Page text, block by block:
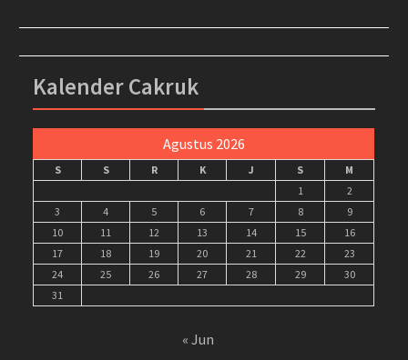
Kalender Cakruk
Agustus 2026
S S R K J S
M
1
2
3
4 5 6 7 8
9
10
11 12 13 14 15
16
17
18 19 20 21 22
23
24
25 26 27 28 29
30
31
« Jun